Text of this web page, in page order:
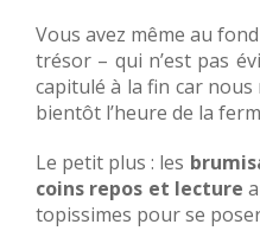
Vous avez même au
trésor – qui n’est pas
capitulé à la fin car
bientôt l’heure de la
Le petit plus : les
coins repos et lecture
topissimes pour se